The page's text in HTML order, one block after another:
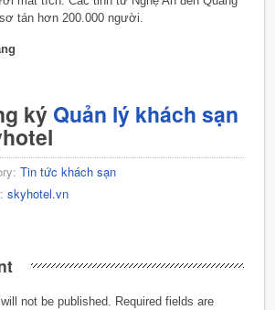
tán hơn 200.000 người.
ký Quản lý khách sạn
Tin tức khách sạn
skyhotel.vn
not be published. Required fields are